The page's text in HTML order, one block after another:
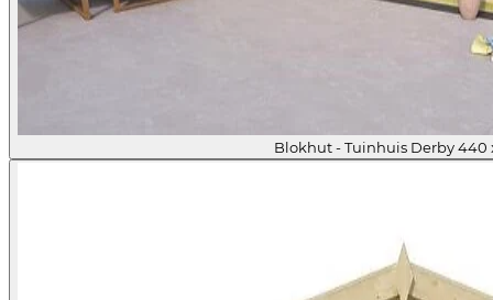
Blokhut - Tuinhuis Derby 440